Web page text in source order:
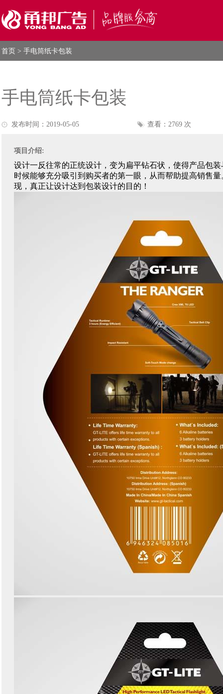
首页 > 手电筒纸卡包装
手电筒纸卡包装
发布时间：2019-05-05 查看：2769 次
项目介绍:
设计一反往常的正统设计，变为扁平钻石状，使得产品包
时候能够充分吸引到购买者的第一眼，从而帮助提高销售
现，真正让设计达到包装设计的目的！